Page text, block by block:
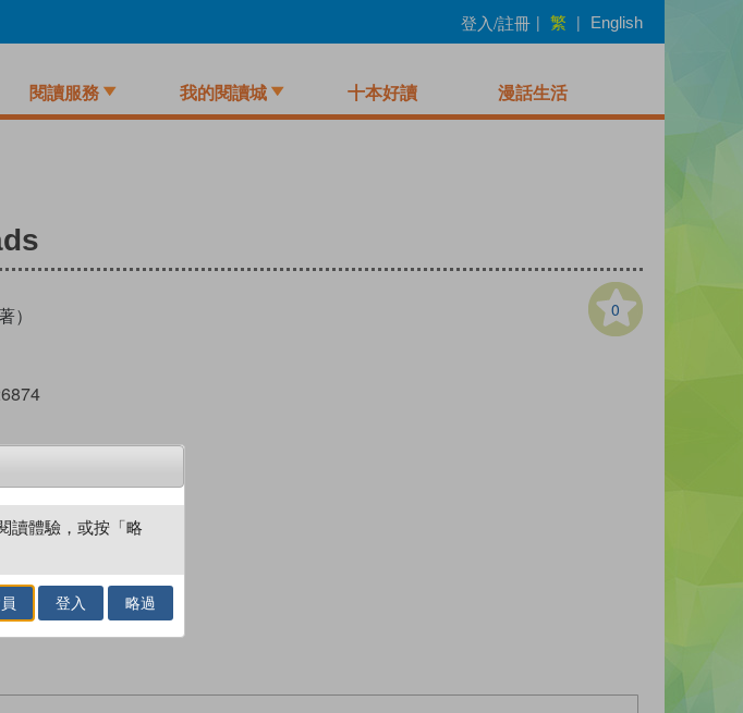
登入/註冊 | 繁 | English
閱讀服務 我的閱讀城 十本好讀 漫話生活
0
）
加入閱讀紀錄
讀體驗，或按「略
登入 略過